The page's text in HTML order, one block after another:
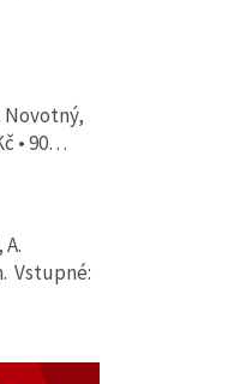
Novotný,
• 90…
Vstupné: